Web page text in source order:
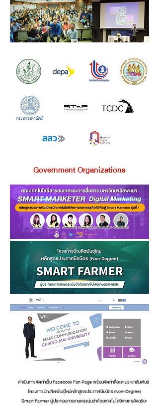
Government Organizations
ดำเนินการจัดทำเว็บ Facebook Fan Page พร้อมจัดทำสื่อและประชาสัมพันธ์
โครงการบัณฑิตพันธุ์ใหม่หลักสูตรประกาศนียบัตร (Non-Degree)
Smart Farmer ผู้ประกอบการเกษตรแม่นยำด้วยเทคโนโลยีเกษตรอัจฉริยะ